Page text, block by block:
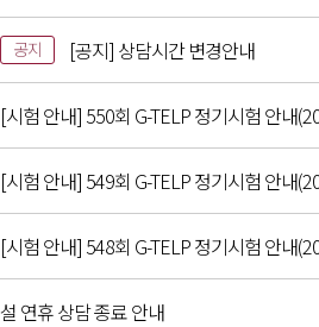
공지 [공지] 상담시간 변경안내
[시험 안내] 550회 G-TELP 정기시험 안내
[시험 안내] 549회 G-TELP 정기시험 안내
[시험 안내] 548회 G-TELP 정기시험 안내
설 연휴 상담 종료 안내